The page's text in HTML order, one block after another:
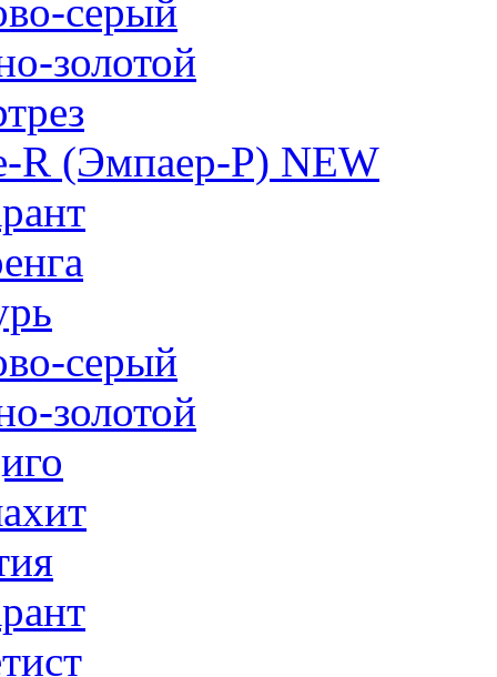
серый
золотой
R (Эмпаер-P) NEW
серый
золотой